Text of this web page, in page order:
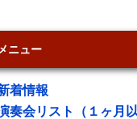
メニュー
着情報
奏会リスト（１ヶ月以